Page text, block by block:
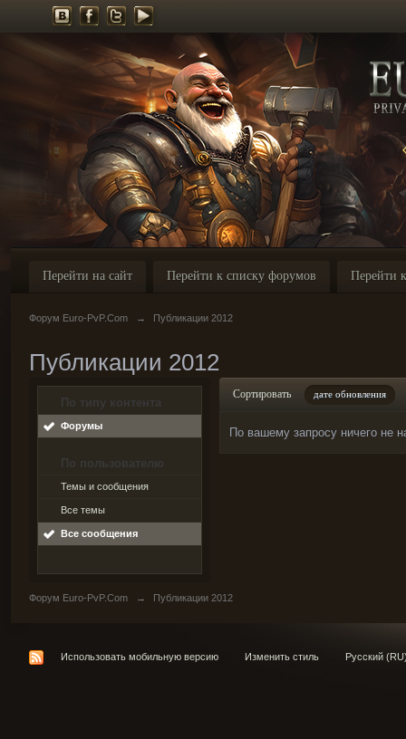
Перейти на сайт Перейти к списку форумов Перейти
Форум Euro-PvP.Com → Публикации 2012
Публикации 2012
По типу контента
Форумы
По пользователю
Темы и сообщения
Все темы
Все сообщения
Сортировать дате обновления
По вашему запросу ничего не
Форум Euro-PvP.Com → Публикации 2012
Использовать мобильную версию Изменить стиль Русский